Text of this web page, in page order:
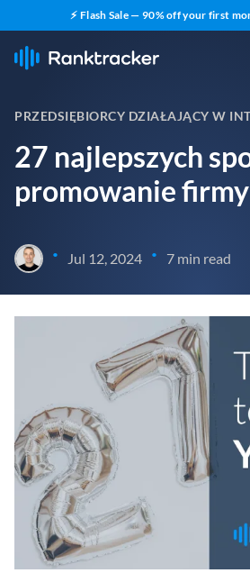
⚡ Flash Sale — 90% off your first
PRZEDSIĘBIORCY DZIAŁAJĄCY W
27 najlepszych
promowanie firmy
• Jul 12, 2024 • 7 min read